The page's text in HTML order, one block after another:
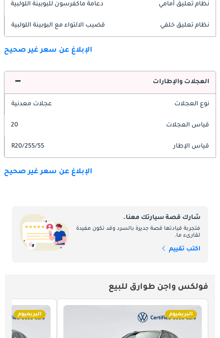
نظام تعليق أمامي دعامة ماكفرسون للبوبينة اللولبية
نظام تعليق خلفي قضيب الالتواء مع البوبينة اللولبية
الإبلاغ عن سعر غير صحيح
العجلات والإطارات
نوع العجلات عجلات معدنية
قياس العجلات 20
قياس الإطار 255/55/R20
الإبلاغ عن سعر غير صحيح
شارك قصة سيارتك معنا.
فتجربة قيادتها قصة جديرة بالسرد وقد تكون مفيدة
لقارىء ما.
اكتب تقييم
فولكس واجن طوارق للبيع
البريميوم البريميوم